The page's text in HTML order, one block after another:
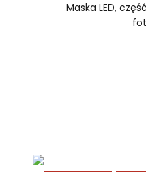
Maska LED,